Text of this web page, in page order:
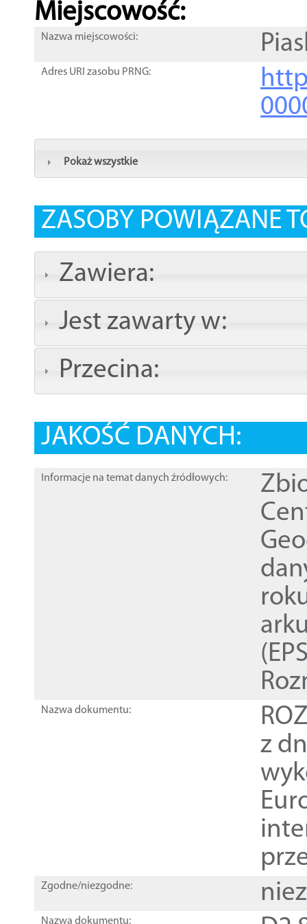
Miejscowość:
Nazwa miejscowości:
Adres URI zasobu PRNG:
Pokaż wszystkie
ZASOBY POWIĄZANE
Zawiera:
Jest zawarty w:
Przecina:
JAKOŚĆ DANYCH:
Informacje na temat danych źródłowych:
Nazwa dokumentu:
z
Zgodne/niezgodne:
Nazwa dokumentu: